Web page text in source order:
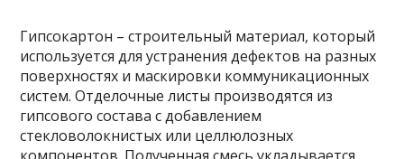
Гипсокартон – строительный материал, который
используется для устранения дефектов на разных
поверхностях и маскировки коммуникационных
систем. Отделочные листы производятся из
гипсового состава с добавлением
стекловолокнистых или целлюлозных